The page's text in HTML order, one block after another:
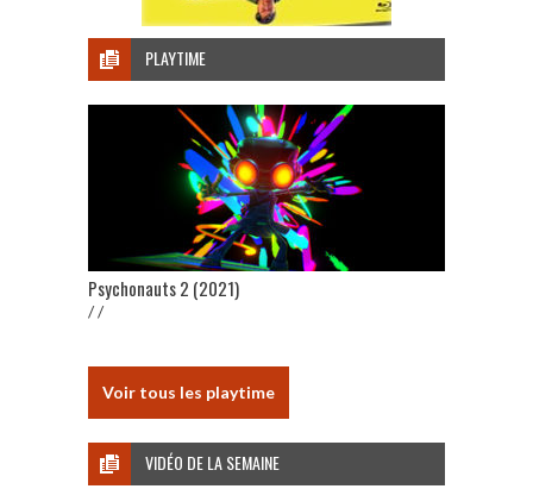
PLAYTIME
Psychonauts 2 (2021)
/ /
Voir tous les playtime
VIDÉO DE LA SEMAINE